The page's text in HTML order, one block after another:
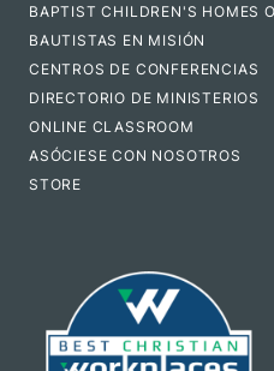
BAPTIST CHILDREN'S HOMES
BAUTISTAS EN MISIÓN
CENTROS DE CONFERENCIAS
DIRECTORIO DE MINISTERIOS
ONLINE CLASSROOM
ASÓCIESE CON NOSOTROS
STORE